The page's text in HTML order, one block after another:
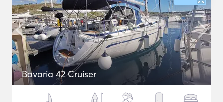
Bavaria 42 Cruiser